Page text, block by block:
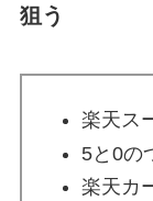
狙う
楽天ス
5と0の
楽天カ